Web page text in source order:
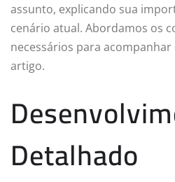
assunto, explicando sua
cenário atual. Abordamos os
necessários para
artigo.
Detalhado